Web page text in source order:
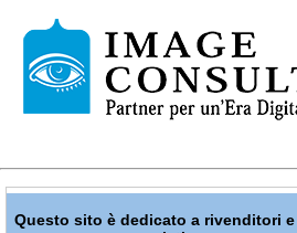
Questo sito è dedicato a rivenditori e